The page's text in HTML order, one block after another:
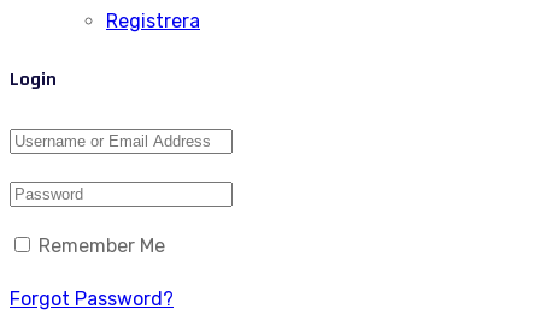
Registrera
Login
Remember Me
Forgot Password?